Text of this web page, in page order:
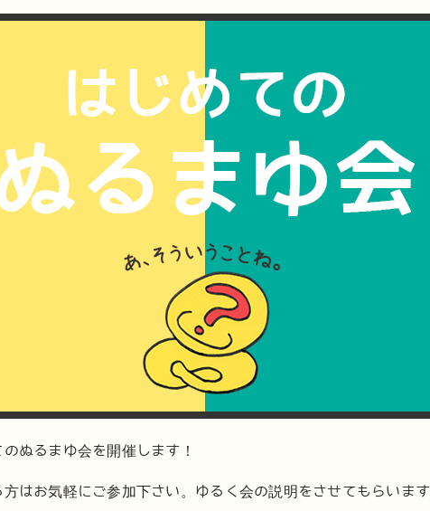
ぬるまゆ会を開催します！
はお気軽にご参加下さい。ゆるく会の説明をさせてもらいま